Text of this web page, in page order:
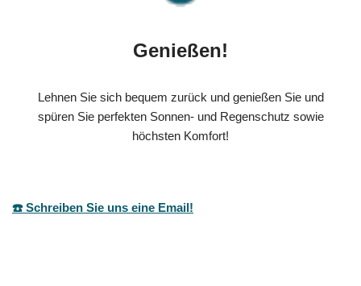
Genießen!
Lehnen Sie sich bequem zurück und genießen Sie und
spüren Sie perfekten Sonnen- und Regenschutz sowie
höchsten Komfort!
☎️ Schreiben Sie uns eine Email!